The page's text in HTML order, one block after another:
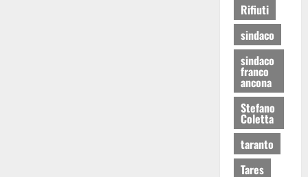
Rifiuti
sindaco
sindaco
franco
ancona
Stefano
Coletta
taranto
Tares